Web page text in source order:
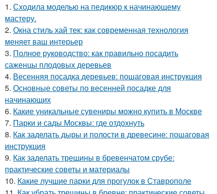
1. Сходила моделью на педикюр к начинающему
мастеру.
2. Окна стиль хай тек: как современная технология
меняет ваш интерьер
3. Полное руководство: как правильно посадить
саженцы плодовых деревьев
4. Весенняя посадка деревьев: пошаговая инструкция
5. Основные советы по весенней посадке для
начинающих
6. Какие уникальные сувениры можно купить в Москве
7. Парки и сады Москвы: где отдохнуть
8. Как заделать дыры и полости в древесине: пошаговая
инструкция
9. Как заделать трещины в бревенчатом срубе:
практические советы и материалы
10. Какие лучшие парки для прогулок в Ставрополе